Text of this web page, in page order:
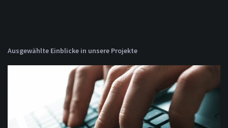
Ausgewählte Einblicke in unsere Projekte